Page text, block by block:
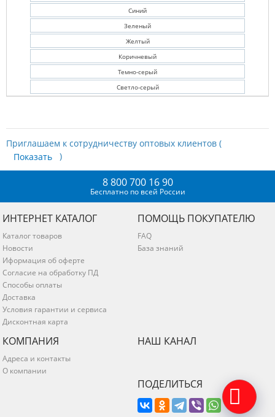
Синий
Зеленый
Желтый
Коричневый
Темно-серый
Светло-серый
Приглашаем к сотрудничеству оптовых клиентов (
)
8 800 700 16 90
Бесплатно по всей России
ИНТЕРНЕТ КАТАЛОГ
Каталог товаров
Новости
Иформация об оферте
Согласие на обработку ПД
Способы оплаты
Доставка
Условия гарантии и сервиса
Дисконтная карта
ПОМОЩЬ ПОКУПАТЕЛЮ
FAQ
База знаний
КОМПАНИЯ
Адреса и контакты
О компании
НАШ КАНАЛ
ПОДЕЛИТЬСЯ